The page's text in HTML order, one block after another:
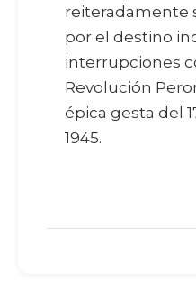
reiteradamente
por el destino
interrupciones
Revolución
épica gesta del
1945.